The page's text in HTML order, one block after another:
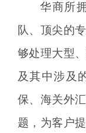
华商所
队、顶尖的
够处理大型
及其中涉及
保、海关外
题，为客户